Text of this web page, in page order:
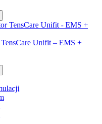
Unifit – EMS +